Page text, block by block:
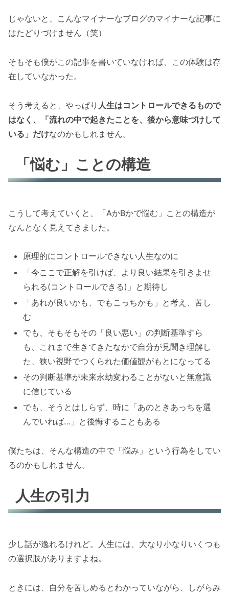
じゃないと、こんなマイナーなブログのマイナーな記事に
はたどりづけません（笑）
そもそも僕がこの記事を書いていなければ、この体験は存
在していなかった。
そう考えると、やっぱり 人生はコントロールできるもので
はなく、「流れの中で起きたことを、後から意味づけして
いる」だけなのかもしれません。
「悩む」ことの構造
こうして考えていくと、「AかBかで悩む」ことの構造が
なんとなく見えてきました。
原理的にコントロールできない人生なのに
「今ここで正解を引けば、より良い結果を引きよせ
られる(コントロールできる)」と期待し
「あれが良いかも、でもこっちかも」と考え、苦し
む
でも、そもそもその「良い悪い」の判断基準すら
も、これまで生きてきたなかで自分が見聞き理解し
た、狭い視野でつくられた価値観がもとになってる
その判断基準が未来永劫変わることがないと無意識
に信じている
でも、そうとはしらず、時に「あのときあっちを選
んでいれば…」と後悔することもある
僕たちは、そんな構造の中で「悩み」という行為をしてい
るのかもしれません。
人生の引力
少し話が逸れるけれど。人生には、大なり小なりいくつも
の選択肢がありますよね。
ときには、自分を苦しめるとわかっていながら、しがらみ